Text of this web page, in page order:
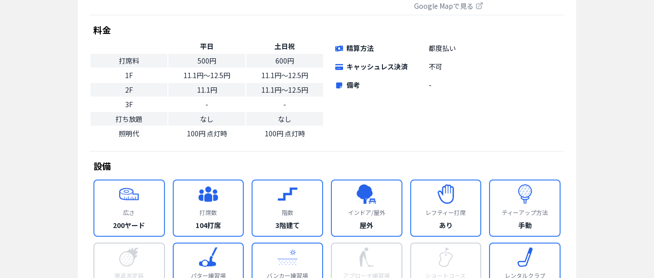
Google Mapで見る
料金
平日
土日祝
打席料
500円
600円
1F
11.1円〜12.5円
11.1円〜12.5円
2F
11.1円
11.1円〜12.5円
3F
-
-
打ち放題
なし
なし
照明代
100円 点灯時 100円 点灯時
精算方法
都度払い
キャッシュレス決済
不可
備考
-
設備
広さ
200ヤード
打席数
104打席
階数
3階建て
インドア/屋外
屋外
レフティー打席
あり
ティーアップ方法
手動
弾道測定器 パター練習場 バンカー練習場 アプローチ練習場 ショートコース レンタルクラブ